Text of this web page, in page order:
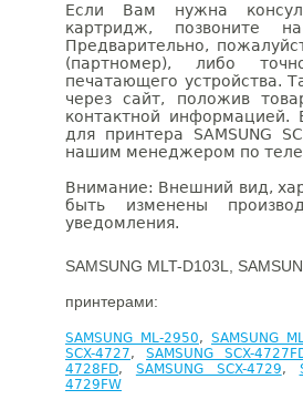
Если Вам нужна
картридж, позвоните
Предварительно,
(партномер), либо
печатающего устройства.
через сайт, положив
контактной информацией.
для принтера SAMSUNG
нашим менеджером по
Внимание: Внешний вид,
быть изменены
уведомления.
SAMSUNG MLT-D103L,
принтерами:
SAMSUNG ML-2950, SAMSUNG
SCX-4727, SAMSUNG SCX-
4728FD, SAMSUNG SCX-4729,
4729FW